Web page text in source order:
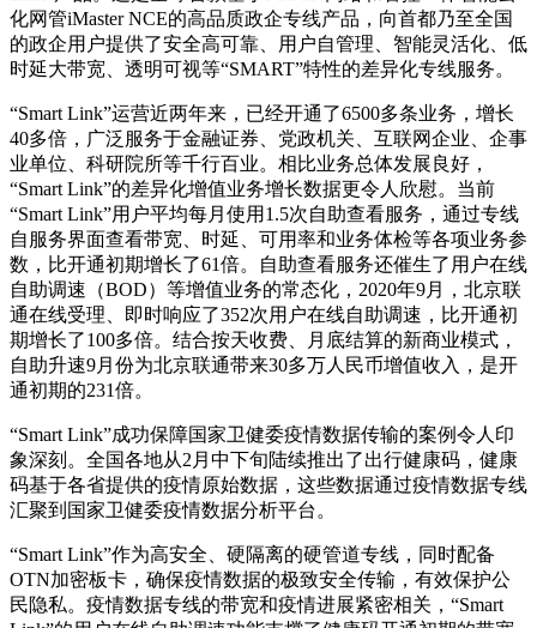
化网管iMaster NCE的高品质政企专线产品，向首都乃至全国
的政企用户提供了安全高可靠、用户自管理、智能灵活化、低
时延大带宽、透明可视等“SMART”特性的差异化专线服务。
“Smart Link”运营近两年来，已经开通了6500多条业务，增长
40多倍，广泛服务于金融证券、党政机关、互联网企业、企事
业单位、科研院所等千行百业。相比业务总体发展良好，
“Smart Link”的差异化增值业务增长数据更令人欣慰。当前
“Smart Link”用户平均每月使用1.5次自助查看服务，通过专线
自服务界面查看带宽、时延、可用率和业务体检等各项业务参
数，比开通初期增长了61倍。自助查看服务还催生了用户在线
自助调速（BOD）等增值业务的常态化，2020年9月，北京联
通在线受理、即时响应了352次用户在线自助调速，比开通初
期增长了100多倍。结合按天收费、月底结算的新商业模式，
自助升速9月份为北京联通带来30多万人民币增值收入，是开
通初期的231倍。
“Smart Link”成功保障国家卫健委疫情数据传输的案例令人印
象深刻。全国各地从2月中下旬陆续推出了出行健康码，健康
码基于各省提供的疫情原始数据，这些数据通过疫情数据专线
汇聚到国家卫健委疫情数据分析平台。
“Smart Link”作为高安全、硬隔离的硬管道专线，同时配备
OTN加密板卡，确保疫情数据的极致安全传输，有效保护公
民隐私。疫情数据专线的带宽和疫情进展紧密相关，“Smart